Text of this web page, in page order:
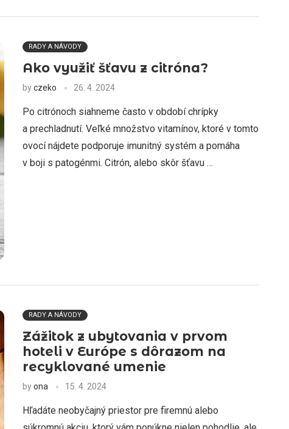
RADY A NÁVODY
Ako využiť šťavu z citróna?
byczeko 26. 4. 2024
Po citrónoch siahneme často v období chrípky
a prechladnutí. Veľké množstvo vitamínov, ktoré v tomto
ovocí nájdete podporuje imunitný systém a pomáha
v boji s patogénmi. Citrón, alebo skôr šťavu …
RADY A NÁVODY
Zážitok z ubytovania v prvom
hoteli v Európe s dôrazom na
recyklované umenie
byona 15. 4. 2024
Hľadáte neobyčajný priestor pre firemnú alebo